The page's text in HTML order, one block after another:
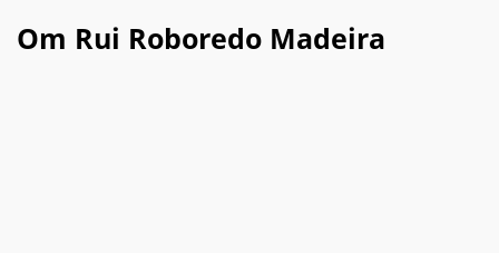
Om Rui Roboredo Madeira